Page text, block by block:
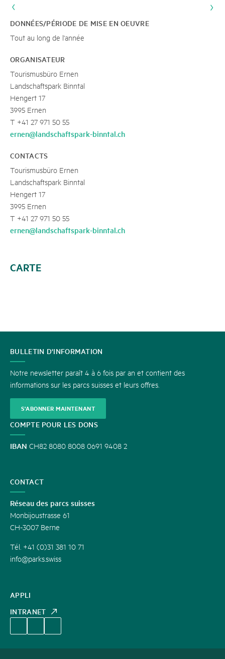
DONNÉES/PÉRIODE DE MISE EN OEUVRE
Tout au long de l'année
ORGANISATEUR
Tourismusbüro Ernen
Landschaftspark Binntal
Hengert 17
3995 Ernen
T +41 27 971 50 55
ernen@landschaftspark-binntal.ch
CONTACTS
Tourismusbüro Ernen
Landschaftspark Binntal
Hengert 17
3995 Ernen
T +41 27 971 50 55
ernen@landschaftspark-binntal.ch
CARTE
CONTACT
APPLI
INTRANET
BULLETIN D'INFORMATION
Notre newsletter paraît 4 à 6 fois par an et contient des
informations sur les parcs suisses et leurs offres.
S'ABONNER MAINTENANT
COMPTE POUR LES DONS
IBAN CH82 8080 8008 0691 9408 2
CONTACT
Réseau des parcs suisses
Monbijoustrasse 61
CH-3007 Berne
Tél. +41 (0)31 381 10 71
info@parks.swiss